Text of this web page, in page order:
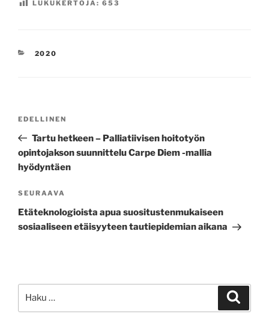
LUKUKERTOJA: 653
KATEGORIAT
2020
Edellinen
artikkeli
EDELLINEN
Tartu hetkeen – Palliatiivisen hoitotyön
opintojakson suunnittelu Carpe Diem -mallia
hyödyntäen
Seuraava
artikkeli
SEURAAVA
Etäteknologioista apua suositustenmukaiseen
sosiaaliseen etäisyyteen tautiepidemian aikana